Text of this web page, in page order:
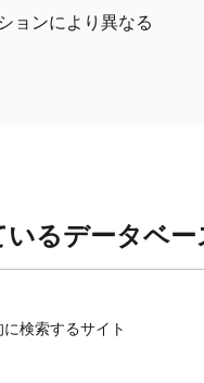
ョンにより異なる
いるデータベー
検索するサイト